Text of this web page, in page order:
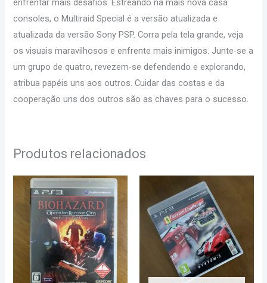
enfrentar mais desafios. Estreando na mais nova casa
consoles, o Multiraid Special é a versão atualizada e
atualizada da versão Sony PSP. Corra pela tela grande, veja
os visuais maravilhosos e enfrente mais inimigos. Junte-se a
um grupo de quatro, revezem-se defendendo e explorando,
atribua papéis uns aos outros. Cuidar das costas e da
cooperação uns dos outros são as chaves para o sucesso.
Produtos relacionados